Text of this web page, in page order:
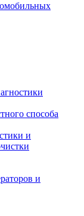
способа
и
и